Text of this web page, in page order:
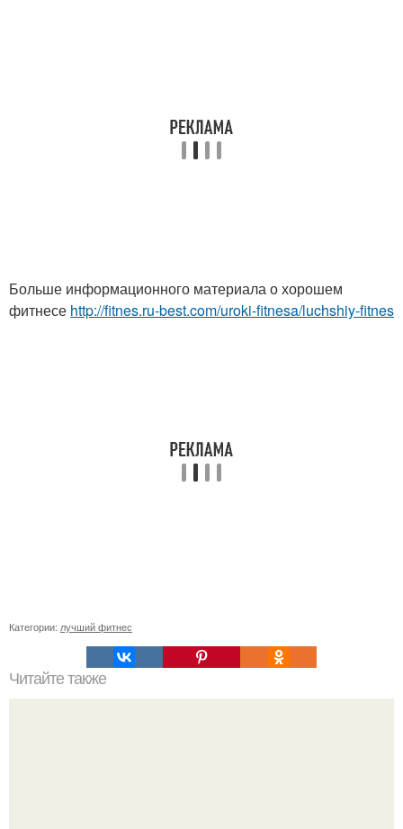
Больше информационного материала о хорошем
фитнесе http://fitnes.ru-best.com/uroki-fitnesa/luchshiy-fitnes
Категории: лучший фитнес
Читайте также